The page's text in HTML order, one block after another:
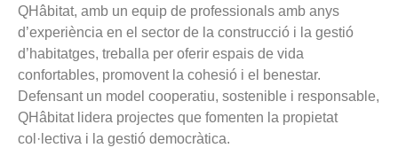
QHâbitat, amb un equip de professionals amb anys
d’experiència en el sector de la construcció i la gestió
d’habitatges, treballa per oferir espais de vida
confortables, promovent la cohesió i el benestar.
Defensant un model cooperatiu, sostenible i responsable,
QHâbitat lidera projectes que fomenten la propietat
col·lectiva i la gestió democràtica.